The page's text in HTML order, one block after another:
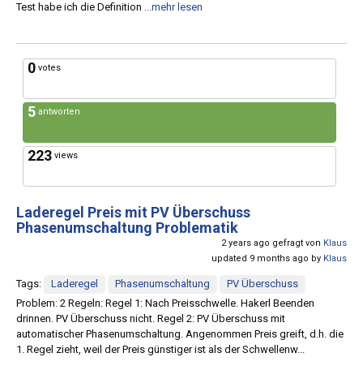
Test habe ich die Definition ...mehr lesen
0 votes
5 antworten
223 views
Laderegel Preis mit PV Überschuss
Phasenumschaltung Problematik
2 years ago gefragt von Klaus
updated 9 months ago by Klaus
Tags: Laderegel Phasenumschaltung
PV Überschuss
Problem: 2 Regeln: Regel 1: Nach Preisschwelle. Hakerl Beenden
drinnen. PV Überschuss nicht. Regel 2: PV Überschuss mit
automatischer Phasenumschaltung. Angenommen Preis greift, d.h. die
1. Regel zieht, weil der Preis günstiger ist als der Schwellenw...